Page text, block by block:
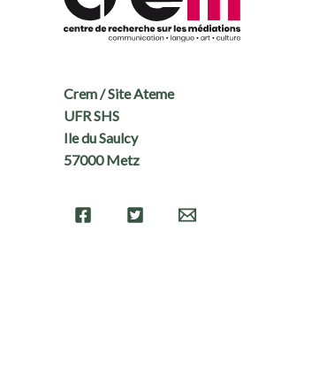
Crem / Site Ateme
UFR SHS
Ile du Saulcy
57000 Metz